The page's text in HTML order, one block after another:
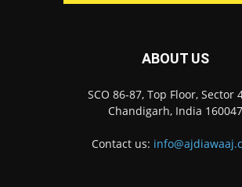
ABOUT US
SCO 86-87, Top Floor, Sector
Chandigarh, India 160047
Contact us: